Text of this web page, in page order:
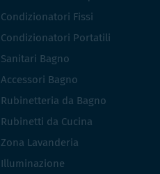
Condizionatori Fissi
Condizionatori Portatili
Sanitari Bagno
Accessori Bagno
Rubinetteria da Bagno
Rubinetti da Cucina
Zona Lavanderia
Illuminazione